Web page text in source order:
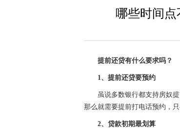
哪些时间
提前还贷有什么要求吗？
1、提前还贷要预约
虽说多数银行都支持房奴
那么就需要提前打电话预约，
2、贷款初期最划算